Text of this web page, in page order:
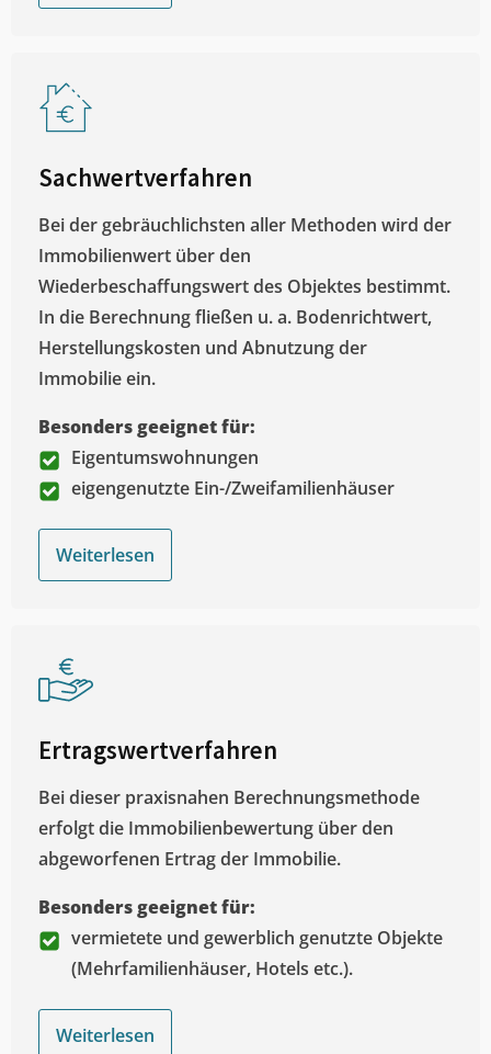
Sachwertverfahren
Bei der gebräuchlichsten aller Methoden wird der
Immobilienwert über den
Wiederbeschaffungswert des Objektes bestimmt.
In die Berechnung fließen u. a. Bodenrichtwert,
Herstellungskosten und Abnutzung der
Immobilie ein.
Besonders geeignet für:
Eigentumswohnungen
eigengenutzte Ein-/Zweifamilienhäuser
Weiterlesen
Ertragswertverfahren
Bei dieser praxisnahen Berechnungsmethode
erfolgt die Immobilienbewertung über den
abgeworfenen Ertrag der Immobilie.
Besonders geeignet für:
vermietete und gewerblich genutzte Objekte
(Mehrfamilienhäuser, Hotels etc.).
Weiterlesen